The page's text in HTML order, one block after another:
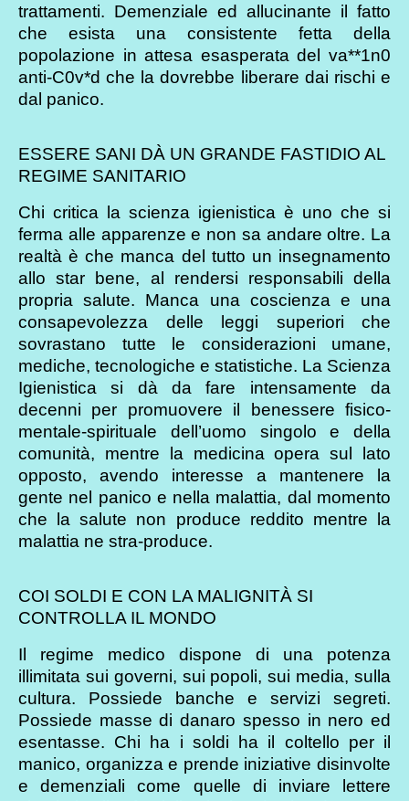
trattamenti. Demenziale ed allucinante il fatto
che esista una consistente fetta della
popolazione in attesa esasperata del va**1n0
anti-C0v*d che la dovrebbe liberare dai rischi e
dal panico.
ESSERE SANI DÀ UN GRANDE FASTIDIO AL
REGIME SANITARIO
Chi critica la scienza igienistica è uno che si
ferma alle apparenze e non sa andare oltre. La
realtà è che manca del tutto un insegnamento
allo star bene, al rendersi responsabili della
propria salute. Manca una coscienza e una
consapevolezza delle leggi superiori che
sovrastano tutte le considerazioni umane,
mediche, tecnologiche e statistiche. La Scienza
Igienistica si dà da fare intensamente da
decenni per promuovere il benessere fisico-
mentale-spirituale dell’uomo singolo e della
comunità, mentre la medicina opera sul lato
opposto, avendo interesse a mantenere la
gente nel panico e nella malattia, dal momento
che la salute non produce reddito mentre la
malattia ne stra-produce.
COI SOLDI E CON LA MALIGNITÀ SI
CONTROLLA IL MONDO
Il regime medico dispone di una potenza
illimitata sui governi, sui popoli, sui media, sulla
cultura. Possiede banche e servizi segreti.
Possiede masse di danaro spesso in nero ed
esentasse. Chi ha i soldi ha il coltello per il
manico, organizza e prende iniziative disinvolte
e demenziali come quelle di inviare lettere